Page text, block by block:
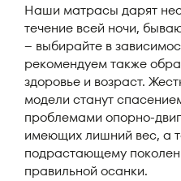
Наши матрасы дарят
течение всей ночи,
– выбирайте в
рекомендуем также
здоровье и возраст.
модели станут
проблемами опорно-
имеющих лишний вес, а
подрастающему
правильной осанки.